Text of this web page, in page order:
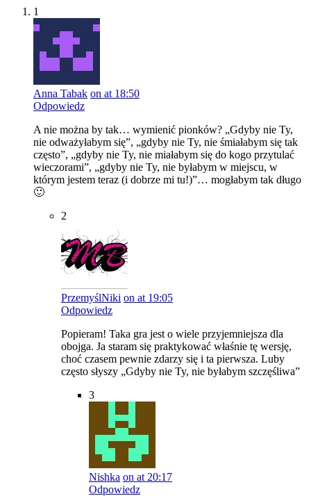
1
Anna Tabak on at 18:50
Odpowiedz
A nie można by tak… wymienić pionków? „Gdyby nie Ty,
nie odważyłabym się”, „gdyby nie Ty, nie śmiałabym się tak
często”, „gdyby nie Ty, nie miałabym się do kogo przytulać
wieczorami”, „gdyby nie Ty, nie byłabym w miejscu, w
którym jestem teraz (i dobrze mi tu!)”… mogłabym tak długo
🙂
2
PrzemyślNiki on at 19:05
Odpowiedz
Popieram! Taka gra jest o wiele przyjemniejsza dla
obojga. Ja staram się praktykować właśnie tę wersję,
choć czasem pewnie zdarzy się i ta pierwsza. Luby
często słyszy „Gdyby nie Ty, nie byłabym szczęśliwa”
3
Nishka on at 20:17
Odpowiedz